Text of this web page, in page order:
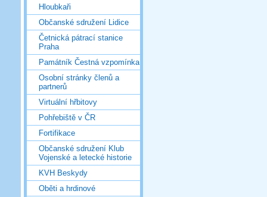
Hloubkaři
Občanské sdružení Lidice
Četnická pátrací stanice
Praha
Památník Čestná vzpomínka
Osobní stránky členů a
partnerů
Virtuální hřbitovy
Pohřebiště v ČR
Fortifikace
Občanské sdružení Klub
Vojenské a letecké historie
KVH Beskydy
Oběti a hrdinové